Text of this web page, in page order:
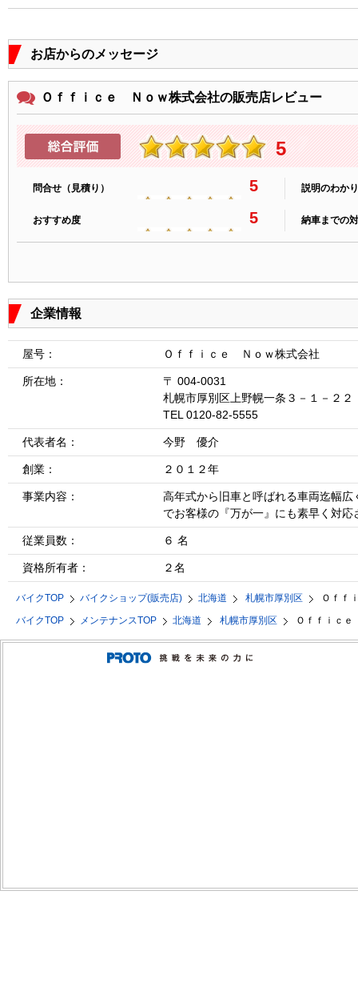
お店からのメッセージ
Ｏｆｆｉｃｅ Ｎｏｗ株式会社の販売店レビュー
5
問合せ（見積り） 5 説明のわか
おすすめ度 5 納車までの
企業情報
屋号： Ｏｆｆｉｃｅ Ｎｏｗ株式会社
所在地：
〒 004-0031
札幌市厚別区上野幌一条３－１－２２
TEL 0120-82-5555
代表者名： 今野 優介
創業： ２０１２年
事業内容：
高年式から旧車と呼ばれる車両迄幅
でお客様の『万が一』にも素早く対
従業員数： ６ 名
資格所有者： ２名
バイクTOP バイクショップ(販売店) 北海道 札幌市厚別区
Ｏｆｆ
バイクTOP
メンテナンスTOP 北海道 札幌市厚別区 Ｏｆｆｉｃ